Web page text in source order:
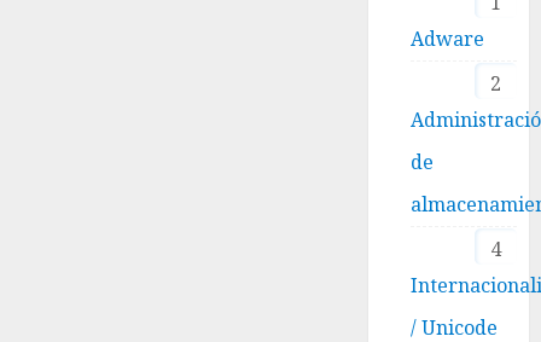
Adware
2
de
4
/ Unicode